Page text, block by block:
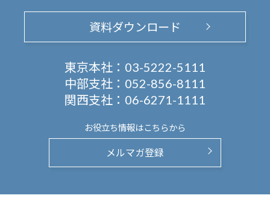
資料ダウンロード
東京本社： 03-5222-5111
中部支社： 052-856-8111
関西支社： 06-6271-1111
お役立ち情報はこちらから
メルマガ登録